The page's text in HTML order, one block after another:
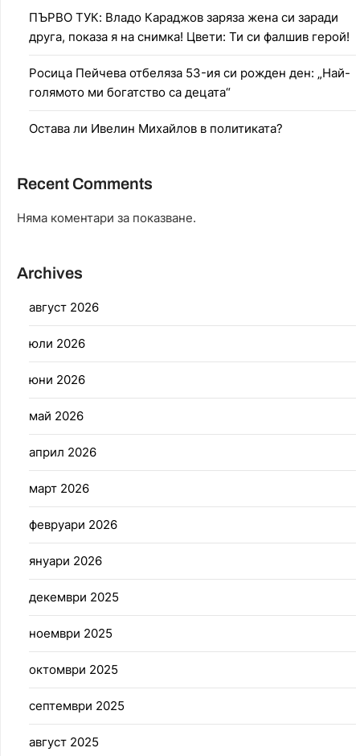
ПЪРВО ТУК: Владо Караджов заряза жена си заради
друга, показа я на снимка! Цвети: Ти си фалшив герой!
Росица Пейчева отбеляза 53-ия си рожден ден: „Най-
голямото ми богатство са децата“
Остава ли Ивелин Михайлов в политиката?
Recent Comments
Няма коментари за показване.
Archives
август 2026
юли 2026
юни 2026
май 2026
април 2026
март 2026
февруари 2026
януари 2026
декември 2025
ноември 2025
октомври 2025
септември 2025
август 2025